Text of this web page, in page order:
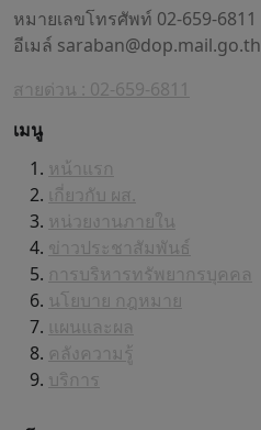
หมายเลขโทรศัพท์ 02-659-6811
อีเมล์ saraban@dop.mail.go.th
สายด่วน : 02-659-6811
เมนู
หน้าแรก
เกี่ยวกับ ผส.
หน่วยงานภายใน
ข่าวประชาสัมพันธ์
การบริหารทรัพยากรบุคคล
นโยบาย กฎหมาย
แผนและผล
คลังความรู้
บริการ